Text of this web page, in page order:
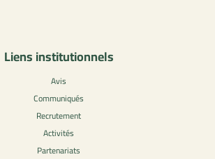
Liens institutionnels
Avis
Communiqués
Recrutement
Activités
Partenariats